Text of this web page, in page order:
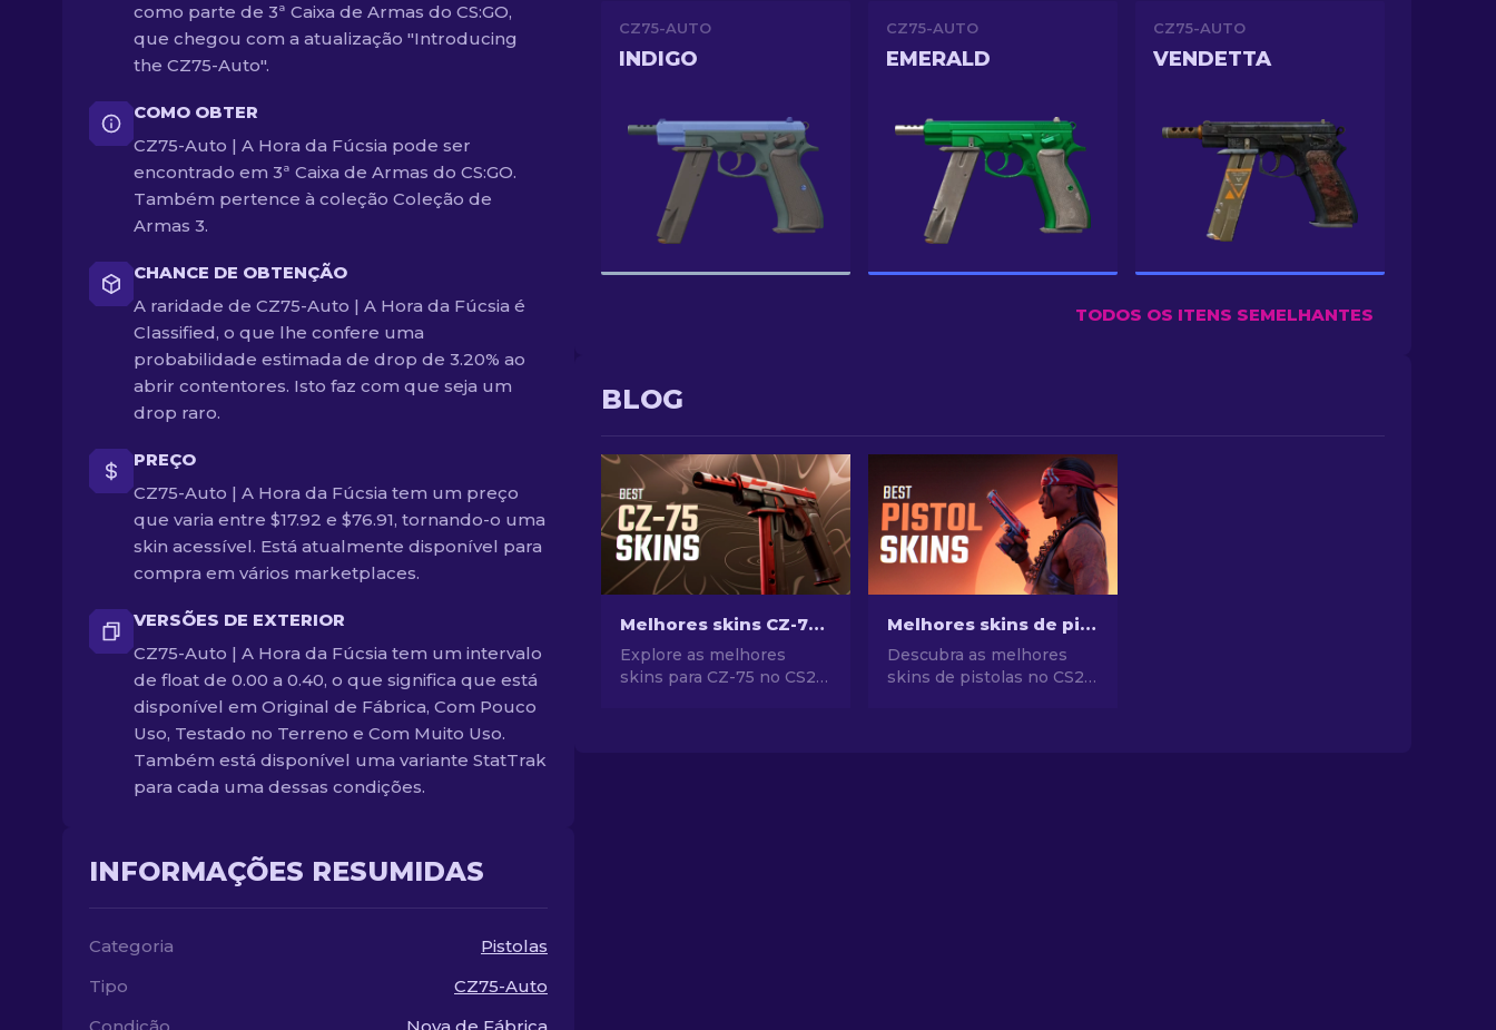
como parte de 3ª Caixa de Armas do CS:GO,
que chegou com a atualização "Introducing
the CZ75-Auto".
COMO OBTER
CZ75-Auto | A Hora da Fúcsia pode ser
encontrado em 3ª Caixa de Armas do CS:GO.
Também pertence à coleção Coleção de
Armas 3.
CHANCE DE OBTENÇÃO
A raridade de CZ75-Auto | A Hora da Fúcsia é
Classified, o que lhe confere uma
probabilidade estimada de drop de 3.20% ao
abrir contentores. Isto faz com que seja um
drop raro.
PREÇO
CZ75-Auto | A Hora da Fúcsia tem um preço
que varia entre $17.92 e $76.91, tornando-o uma
skin acessível. Está atualmente disponível para
compra em vários marketplaces.
VERSÕES DE EXTERIOR
CZ75-Auto | A Hora da Fúcsia tem um intervalo
de float de 0.00 a 0.40, o que significa que está
disponível em Original de Fábrica, Com Pouco
Uso, Testado no Terreno e Com Muito Uso.
Também está disponível uma variante StatTrak
para cada uma dessas condições.
INFORMAÇÕES RESUMIDAS
Categoria
Pistolas
Tipo
CZ75-Auto
CZ75-AUTO
INDIGO
CZ75-AUTO
EMERALD
CZ75-AUTO
VENDETTA
TODOS OS ITENS SEMELHANTES
BLOG
Melhores skins CZ-75 no CS2, das mais baratas às mais caras
Explore as melhores
skins para CZ-75 no CS2
Melhores skins de pistola no CS2 [2026]
Descubra as melhores
skins de pistolas no CS2